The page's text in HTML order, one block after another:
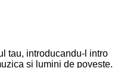
tau, introducandu-l intro
si lumini de poveste.